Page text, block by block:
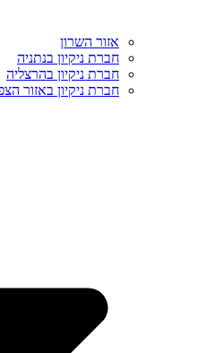
אזור השרון
חברת ניקיון בנתניה
חברת ניקיון בהרצליה
חברת ניקיון באזור